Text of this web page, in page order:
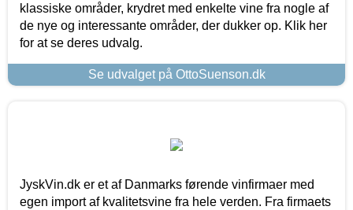
klassiske områder, krydret med enkelte vine fra nogle af
de nye og interessante områder, der dukker op. Klik her
for at se deres udvalg.
Se udvalget på OttoSuenson.dk
JyskVin.dk er et af Danmarks førende vinfirmaer med
egen import af kvalitetsvine fra hele verden. Fra firmaets